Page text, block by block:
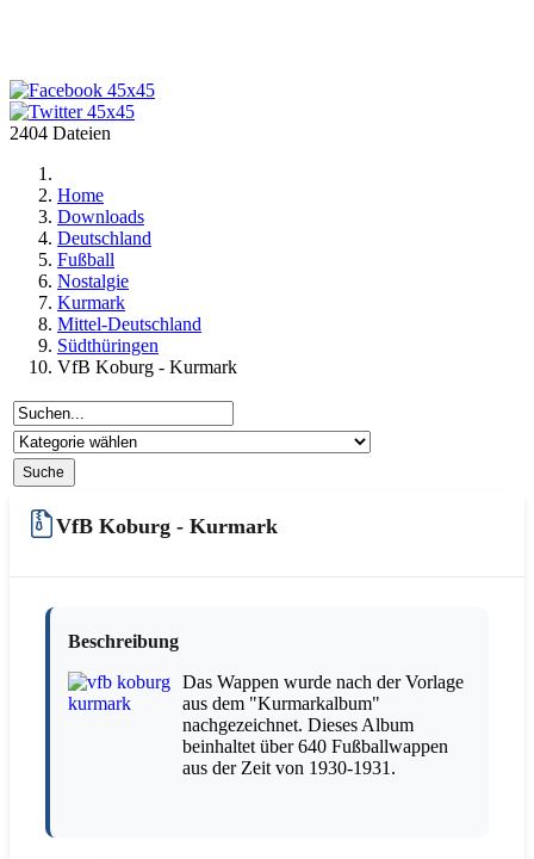
2404 Dateien
Home
Downloads
Deutschland
Fußball
Nostalgie
Kurmark
Mittel-Deutschland
Südthüringen
VfB Koburg - Kurmark
VfB Koburg - Kurmark
Beschreibung
Das Wappen wurde nach der Vorlage
aus dem "Kurmarkalbum"
nachgezeichnet. Dieses Album
beinhaltet über 640 Fußballwappen
aus der Zeit von 1930-1931.